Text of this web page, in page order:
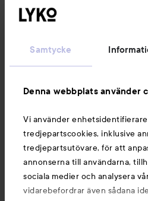
Samtycke
Denna webbplats använder
Vi använder
tredjepartscookies, inklusive
tredjepartsutövare, för att
annonserna till användarna,
sociala medier och analysera
vidarebefordrar även sådana
Du kanske också gillar